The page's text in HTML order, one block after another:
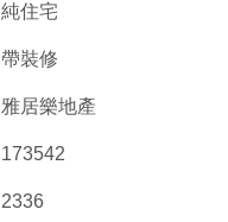
純住宅
帶裝修
雅居樂地產
173542
2336